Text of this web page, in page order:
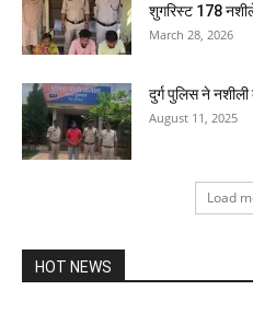
शुगरिस्ट 178
March 28, 2026
दुर्ग पुलिस ने
August 11, 2025
Load
HOT NEWS